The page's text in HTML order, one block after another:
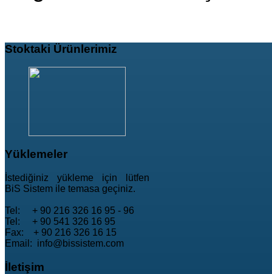
Stoktaki Ürünlerimiz
Yüklemeler
İstediğiniz yükleme için lütfen
BiS Sistem ile temasa geçiniz.
Tel: + 90 216 326 16 95 - 96
Tel: + 90 541 326 16 95
Fax: + 90 216 326 16 15
Email: info@bissistem.com
İletişim